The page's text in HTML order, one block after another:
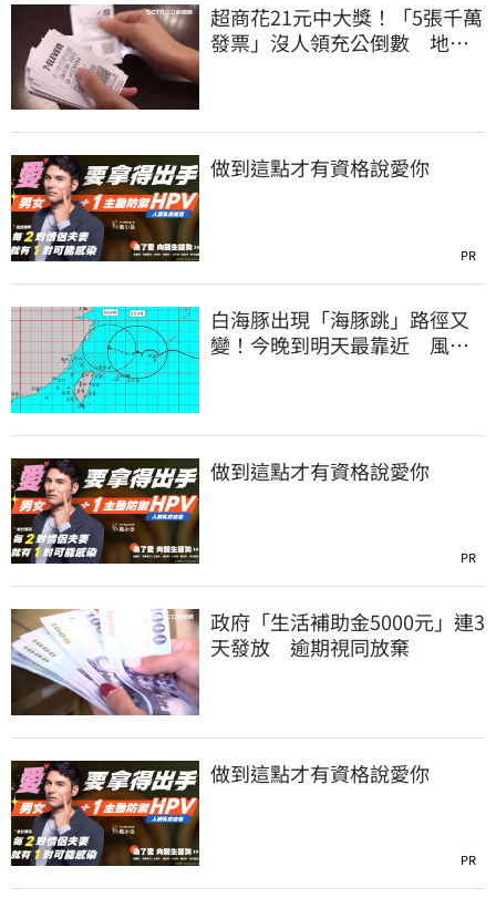
超商花21元中大獎！「5張千萬
發票」沒人領充公倒數 地點
做到這點才有資格說愛你
PR
白海豚出現「海豚跳」路徑又
變！今晚到明天最靠近 風雨
做到這點才有資格說愛你
PR
政府「生活補助金5000元」連3
天發放 逾期視同放棄
做到這點才有資格說愛你
PR